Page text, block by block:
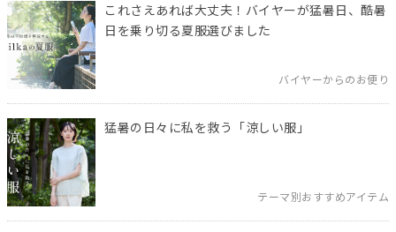
これさえあれば大丈夫！バイヤーが猛暑日、酷暑
日を乗り切る夏服選びました
バイヤーからのお便り
猛暑の日々に私を救う「涼しい服」
テーマ別おすすめアイテム